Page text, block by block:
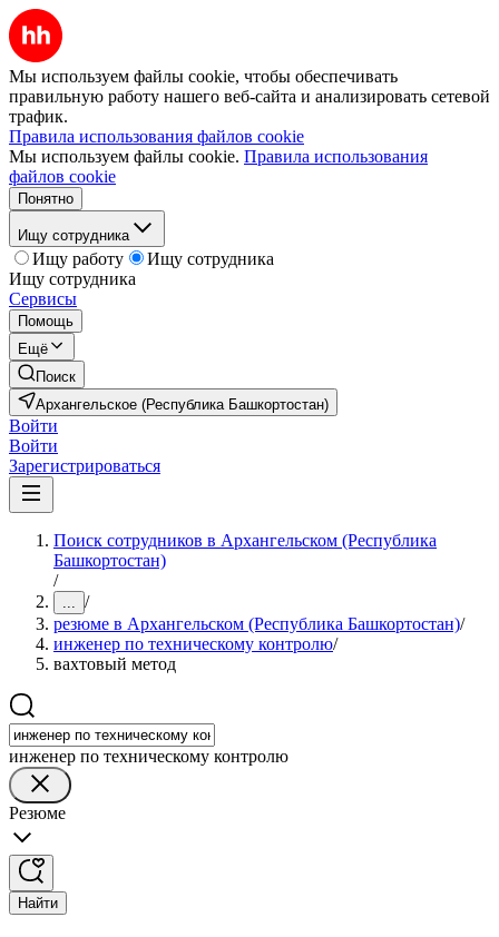
Мы используем файлы cookie, чтобы обеспечивать
правильную работу нашего веб-сайта и анализировать сетевой
трафик.
Правила использования файлов cookie
Мы используем файлы cookie. Правила использования
файлов cookie
Понятно
Ищу сотрудника
Ищу работу
Ищу сотрудника
Ищу сотрудника
Сервисы
Помощь
Ещё
Поиск
Архангельское (Республика Башкортостан)
Войти
Войти
Зарегистрироваться
Поиск сотрудников в Архангельском (Республика
Башкортостан)
/
... /
резюме в Архангельском (Республика Башкортостан)/
инженер по техническому контролю/
вахтовый метод
инженер по техническому контролю
Резюме
Найти